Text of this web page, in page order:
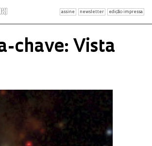
assine newsletter edição impressa
chave: Vista